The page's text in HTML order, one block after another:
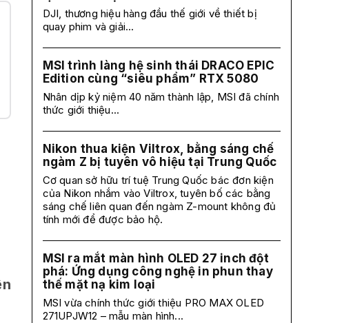
DJI, thương hiệu hàng đầu thế giới về thiết bị
quay phim và giải...
MSI trình làng hệ sinh thái DRACO EPIC
Edition cùng “siêu phẩm” RTX 5080
Nhân dịp kỷ niệm 40 năm thành lập, MSI đã chính
thức giới thiệu...
Nikon thua kiện Viltrox, bằng sáng chế
ngàm Z bị tuyên vô hiệu tại Trung Quốc
Cơ quan sở hữu trí tuệ Trung Quốc bác đơn kiện
của Nikon nhắm vào Viltrox, tuyên bố các bằng
sáng chế liên quan đến ngàm Z-mount không đủ
tính mới để được bảo hộ.
MSI ra mắt màn hình OLED 27 inch đột
phá: Ứng dụng công nghệ in phun thay
thế mặt nạ kim loại
MSI vừa chính thức giới thiệu PRO MAX OLED
271UPJW12 – mẫu màn hình...